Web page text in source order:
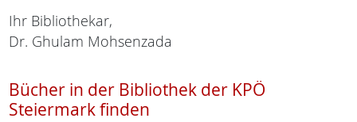
Ihr Bibliothekar,
Dr. Ghulam Mohsenzada
Bücher in der Bibliothek der KPÖ
Steiermark finden